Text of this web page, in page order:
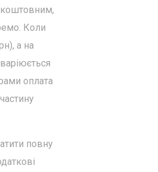
Коли
а на
оплата
повну